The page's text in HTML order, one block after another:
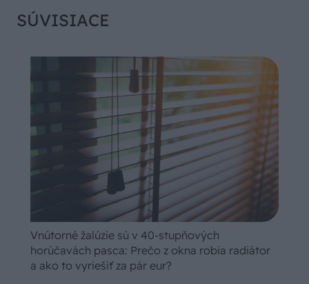
SÚVISIACE
Vnútorné žalúzie sú v 40-stupňových
horúčavách pasca: Prečo z okna robia radiátor
a ako to vyriešiť za pár eur?